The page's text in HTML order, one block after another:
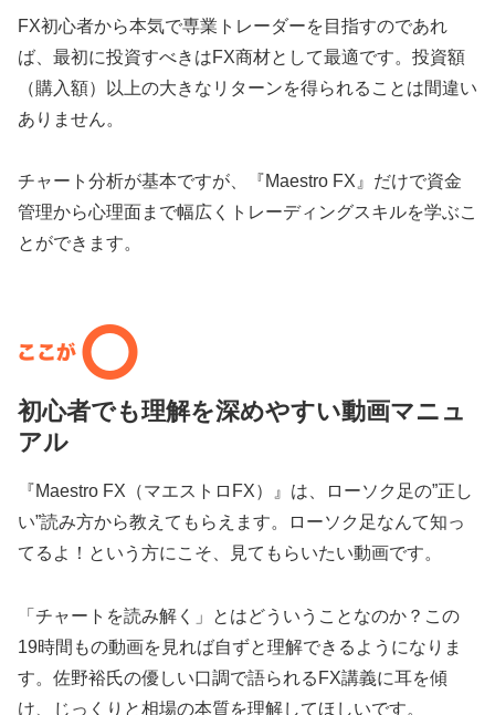
FX初心者から本気で専業トレーダーを目指すのであれ
ば、最初に投資すべきはFX商材として最適です。投資額
（購入額）以上の大きなリターンを得られることは間違い
ありません。
チャート分析が基本ですが、『Maestro FX』だけで資金
管理から心理面まで幅広くトレーディングスキルを学ぶこ
とができます。
初心者でも理解を深めやすい動画マニュ
アル
『Maestro FX（マエストロFX）』は、ローソク足の”正し
い”読み方から教えてもらえます。ローソク足なんて知っ
てるよ！という方にこそ、見てもらいたい動画です。
「チャートを読み解く」とはどういうことなのか？この
19時間もの動画を見れば自ずと理解できるようになりま
す。佐野裕氏の優しい口調で語られるFX講義に耳を傾
け、じっくりと相場の本質を理解してほしいです。